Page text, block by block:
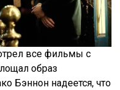
все фильмы с
образ
Бэннон надеется, что